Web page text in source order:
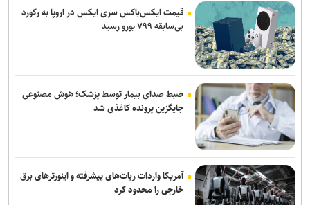
قیمت ایکس‌باکس سری ایکس در اروپا به رکورد
بی‌سابقه ۷۹۹ یورو رسید
ضبط صدای بیمار توسط پزشک؛ هوش مصنوعی
جایگزین پرونده کاغذی شد
آمریکا واردات ربات‌های پیشرفته و اینورترهای برق
خارجی را محدود کرد